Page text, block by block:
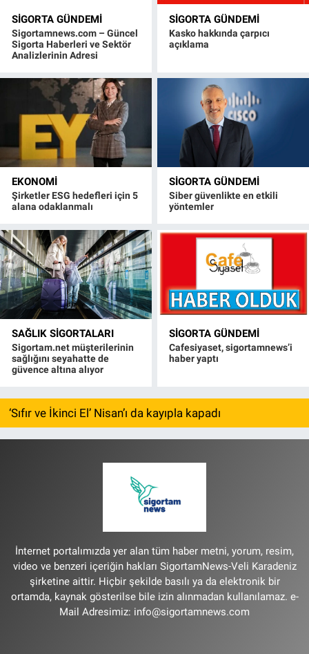
SIGORTA GÜNDEMI
Sigortamnews.com – Güncel
Sigorta Haberleri ve Sektör
Analizlerinin Adresi
SIGORTA GÜNDEMI
Kasko hakkında çarpıcı
açıklama
EKONOMI
Şirketler ESG hedefleri için 5
alana odaklanmalı
SIGORTA GÜNDEMI
Siber güvenlikte en etkili
yöntemler
SAĞLIK SIGORTALARI
Sigortam.net müşterilerinin
sağlığını seyahatte de
güvence altına alıyor
SIGORTA GÜNDEMI
Cafesiyaset, sigortamnews’i
haber yaptı
‘Sıfır ve İkinci El’ Nisan’ı da kayıpla kapadı
İnternet portalımızda yer alan tüm haber metni, yorum, resim,
video ve benzeri içeriğin hakları SigortamNews-Veli Karadeniz
şirketine aittir. Hiçbir şekilde basılı ya da elektronik bir
ortamda, kaynak gösterilse bile izin alınmadan kullanılamaz. e-
Mail Adresimiz: info@sigortamnews.com